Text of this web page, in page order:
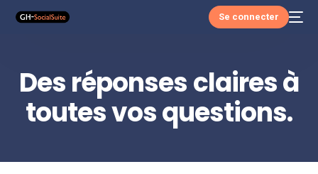
Se connecter
Des réponses claires à
toutes vos questions.